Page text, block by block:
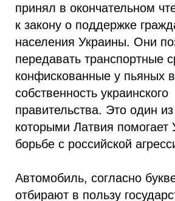
принял в окончательном
к закону о поддержке
населения Украины. Они
передавать транспортные
конфискованные у пьяных
собственность украинского
правительства. Это один
которыми Латвия помогает
борьбе с российской
Автомобиль, согласно
отбирают в пользу